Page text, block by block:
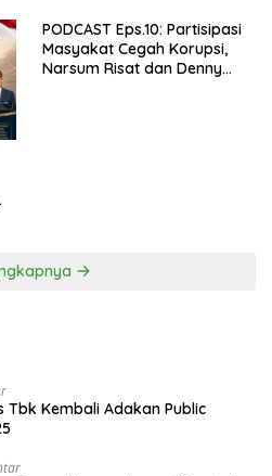
PODCAST Eps.10: Partisipasi
Masyakat Cegah Korupsi,
Narsum Risat dan Denny
Tbk Kembali Adakan Public